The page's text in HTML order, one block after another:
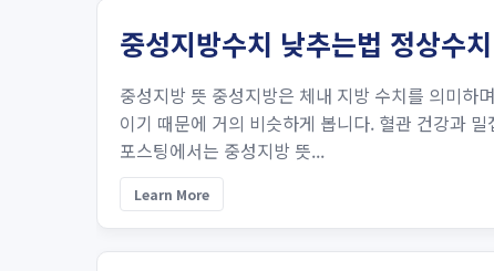
중성지방수치 낮추는법 정상수
중성지방 뜻 중성지방은 체내 지방 수치를 의미하
이기 때문에 거의 비슷하게 봅니다. 혈관 건강과
포스팅에서는 중성지방 뜻...
Learn More